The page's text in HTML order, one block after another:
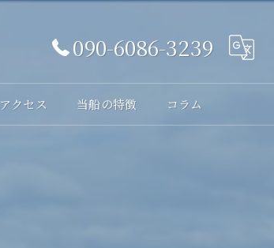
090-6086-3239
アクセス 当船の特徴 コラム